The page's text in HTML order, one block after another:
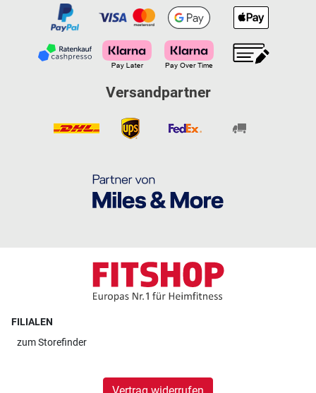
Versandpartner
FILIALEN
zumStorefinder
Vertrag widerrufen